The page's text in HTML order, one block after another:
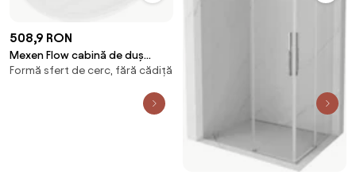
508,9 RON
Mexen Flow cabină de duș
semirotundă asimetrică slim
Formă sfert de cerc, fără cădiță